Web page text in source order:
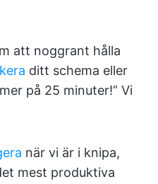
att noggrant hålla
ditt schema eller
på 25 minuter!” Vi
när vi är i knipa,
mest produktiva